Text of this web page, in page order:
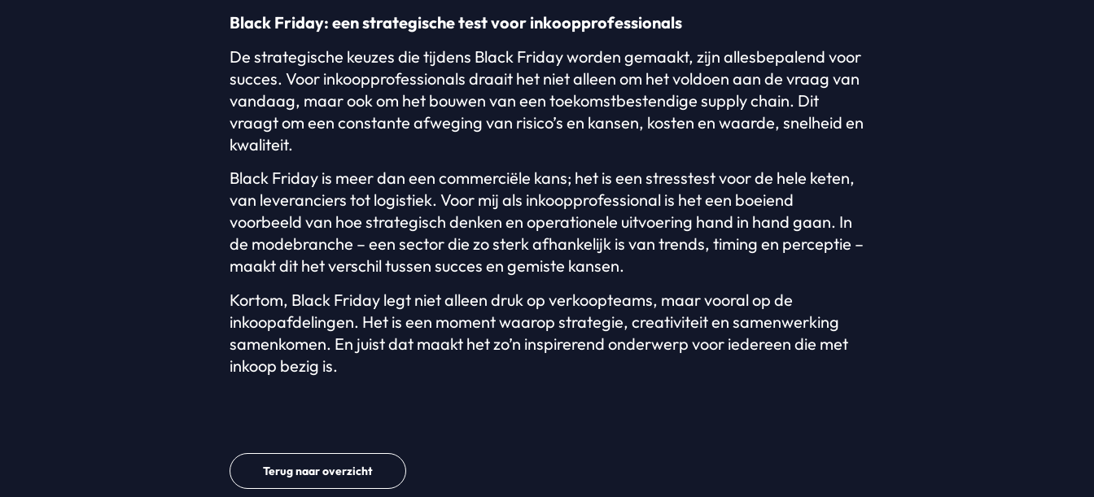
Black Friday: een strategische test voor inkoopprofessionals
De strategische keuzes die tijdens Black Friday worden gemaakt, zijn allesbepalend voor
succes. Voor inkoopprofessionals draait het niet alleen om het voldoen aan de vraag van
vandaag, maar ook om het bouwen van een toekomstbestendige supply chain. Dit
vraagt om een constante afweging van risico’s en kansen, kosten en waarde, snelheid en
kwaliteit.
Black Friday is meer dan een commerciële kans; het is een stresstest voor de hele keten,
van leveranciers tot logistiek. Voor mij als inkoopprofessional is het een boeiend
voorbeeld van hoe strategisch denken en operationele uitvoering hand in hand gaan. In
de modebranche – een sector die zo sterk afhankelijk is van trends, timing en perceptie –
maakt dit het verschil tussen succes en gemiste kansen.
Kortom, Black Friday legt niet alleen druk op verkoopteams, maar vooral op de
inkoopafdelingen. Het is een moment waarop strategie, creativiteit en samenwerking
samenkomen. En juist dat maakt het zo’n inspirerend onderwerp voor iedereen die met
inkoop bezig is.
Terug naar overzicht